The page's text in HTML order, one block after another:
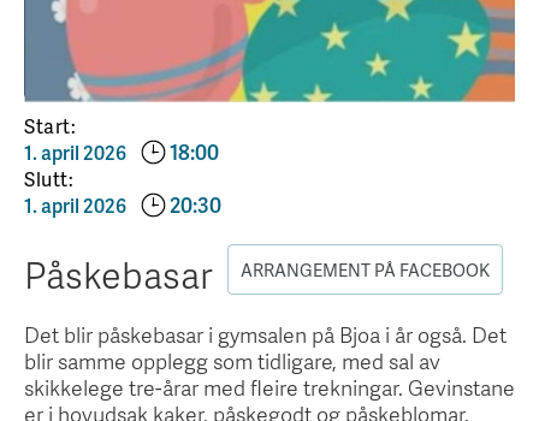
Start:
1. april 2026
18:00
Slutt:
1. april 2026
20:30
ARRANGEMENT PÅ FACEBOOK
Påskebasar
Det blir påskebasar i gymsalen på Bjoa i år også. Det
blir samme opplegg som tidligare, med sal av
skikkelege tre-årar med fleire trekningar. Gevinstane
er i hovudsak kaker, påskegodt og påskeblomar.